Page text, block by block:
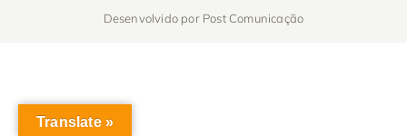
Desenvolvido por Post Comunicação
Translate »